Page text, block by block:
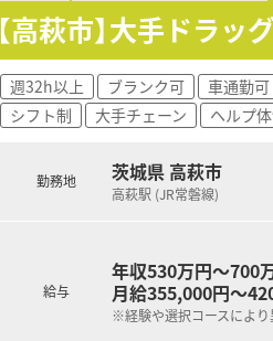
【高萩市】大手ドラ
週32h以上 ブランク可 車通勤可
シフト制
大手チェーン ヘルプ
勤務地 茨城県 高萩市
高萩駅 (JR常磐線)
給与
年収530万円～700
月給355,000円～
※経験や選択コースにより